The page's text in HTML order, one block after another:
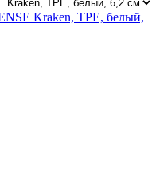
Kraken, TPE, белый,